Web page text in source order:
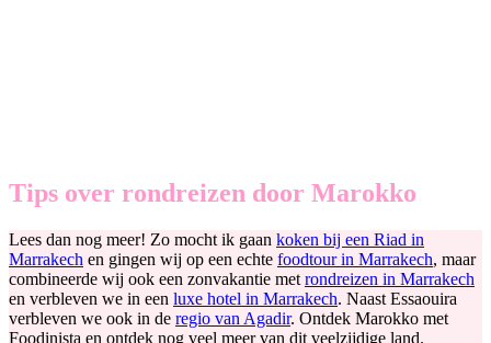
Tips over rondreizen door Marokko
Lees dan nog meer! Zo mocht ik gaan koken bij een Riad in
Marrakech en gingen wij op een echte foodtour in Marrakech, maar
combineerde wij ook een zonvakantie met rondreizen in Marrakech
en verbleven we in een luxe hotel in Marrakech. Naast Essaouira
verbleven we ook in de regio van Agadir. Ontdek Marokko met
Foodinista en ontdek nog veel meer van dit veelzijdige land.